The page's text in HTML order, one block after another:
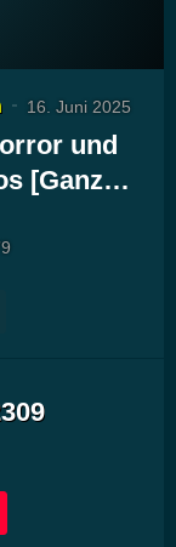
16. Juni 2025
und
[Ganz…